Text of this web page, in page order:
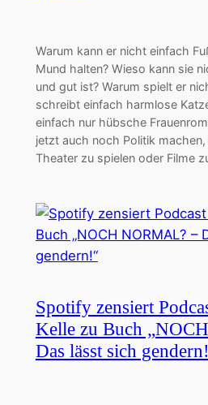
Warum kann er nicht einfach
Mund halten? Wieso kann sie
und gut ist? Warum spielt er
schreibt einfach harmlose
einfach nur hübsche
jetzt auch noch Politik
Theater zu spielen oder Filme
Spotify zensiert
Kelle zu Buch
Das lässt sich